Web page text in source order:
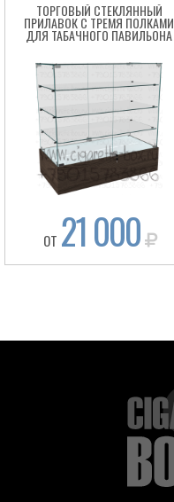
ТОРГОВЫЙ СТЕКЛЯННЫЙ
ПРИЛАВОК C ТРЕМЯ ПОЛКАМИ
ДЛЯ ТАБАЧНОГО ПАВИЛЬОНА
ОТ 21 000